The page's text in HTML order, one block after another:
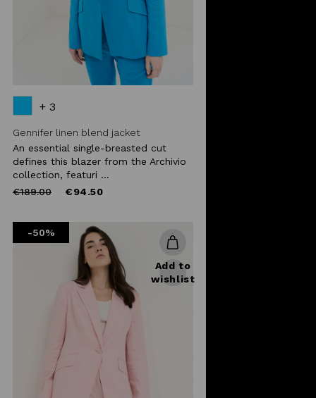
+ 3
Gennifer linen blend jacket
An essential single-breasted cut
defines this blazer from the Archivio
collection, featuri ...
Price
€189.00to €94.50
-50%
Add to
wishlist